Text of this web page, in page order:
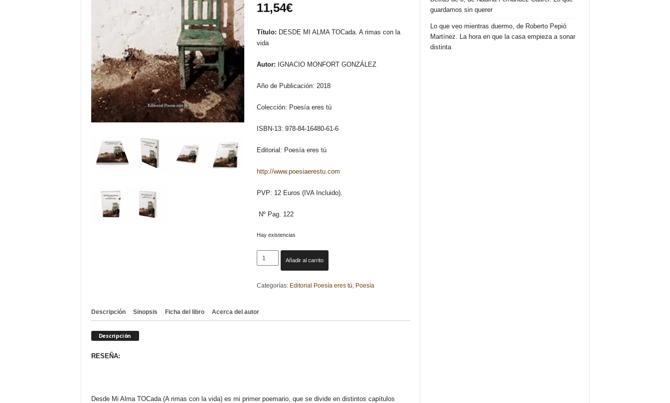
11,54€
Título: DESDE MI ALMA TOCada. A rimas con la
vida
Autor: IGNACIO MONFORT GONZÁLEZ
Año de Publicación: 2018
Colección: Poesía eres tú
ISBN-13: 978-84-16480-61-6
Editorial: Poesía eres tú
http://www.poesiaerestu.com
PVP: 12 Euros (IVA Incluido).
Nº Pag. 122
Hay existencias
DESDE
MI
TOCada.
Añadir al carrito
Categorías: Editorial Poesía eres tú, Poesía
Descripción Sinopsis Ficha del libro Acerca del autor
Descripción
RESEÑA:
Desde Mi Alma TOCada (A rimas con la vida) es mi primer poemario, que se divide en distintos capítulos
guardamos sin querer
Lo que veo mientras duermo, de Roberto Pepió
Martínez. La hora en que la casa empieza a sonar
distinta